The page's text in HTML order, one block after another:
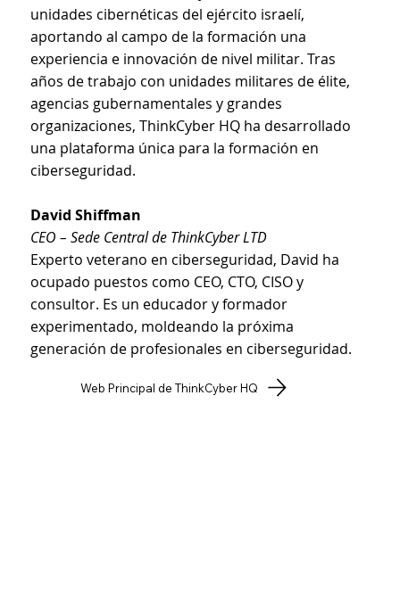
unidades cibernéticas del ejército israelí,
aportando al campo de la formación una
experiencia e innovación de nivel militar. Tras
años de trabajo con unidades militares de élite,
agencias gubernamentales y grandes
organizaciones, ThinkCyber HQ ha desarrollado
una plataforma única para la formación en
ciberseguridad.
David Shiffman
CEO – Sede Central de ThinkCyber LTD
Experto veterano en ciberseguridad, David ha
ocupado puestos como CEO, CTO, CISO y
consultor. Es un educador y formador
experimentado, moldeando la próxima
generación de profesionales en ciberseguridad.
Web Principal de ThinkCyber HQ